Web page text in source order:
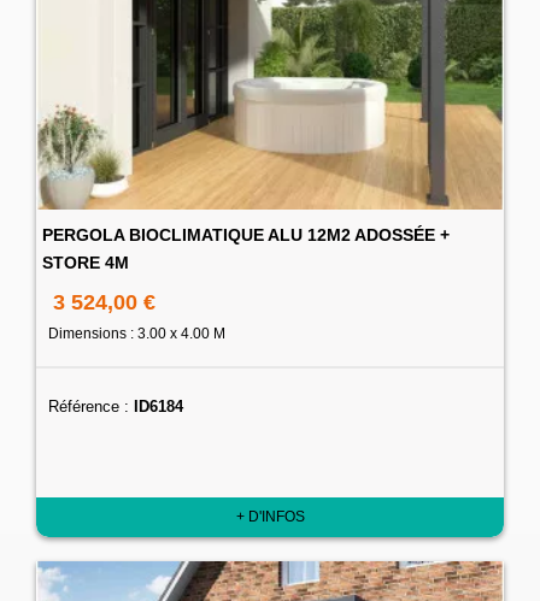
PERGOLA BIOCLIMATIQUE ALU 12M2 ADOSSÉE +
STORE 4M
3 524,00 €
Dimensions : 3.00 x 4.00 M
Référence : ID6184
+ D'INFOS